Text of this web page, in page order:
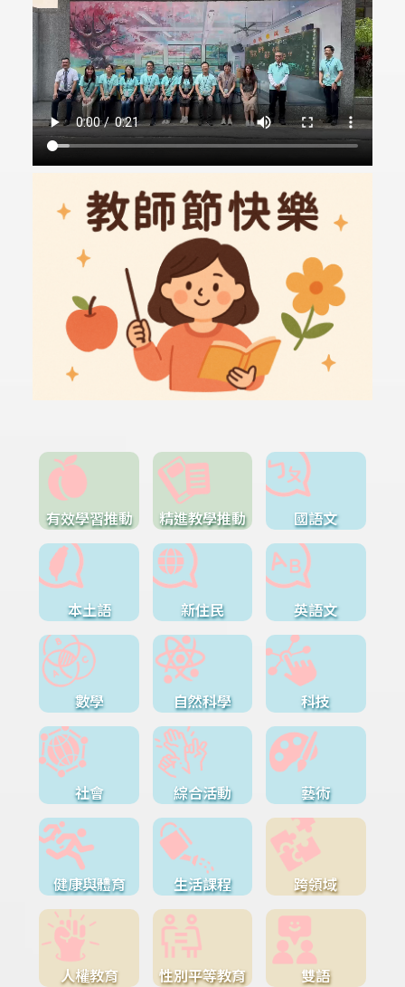
有效學習推動 精進教學推動 國語文
本土語 新住民 英語文
數學 自然科學 科技
社會 綜合活動 藝術
健康與體育 生活課程 跨領域
人權教育 性別平等教育 雙語